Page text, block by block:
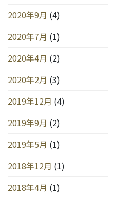
2020年9月 (4)
2020年7月 (1)
2020年4月 (2)
2020年2月 (3)
2019年12月 (4)
2019年9月 (2)
2019年5月 (1)
2018年12月 (1)
2018年4月 (1)